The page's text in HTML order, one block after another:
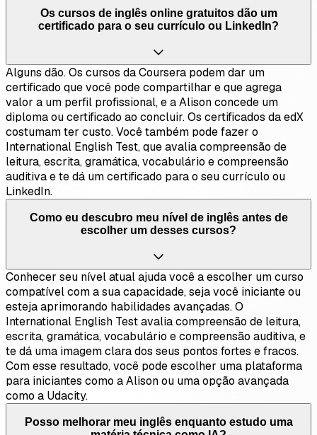
Os cursos de inglês online gratuitos dão um
certificado para o seu currículo ou LinkedIn?
Alguns dão. Os cursos da Coursera podem dar um
certificado que você pode compartilhar e que agrega
valor a um perfil profissional, e a Alison concede um
diploma ou certificado ao concluir. Os certificados da edX
costumam ter custo. Você também pode fazer o
International English Test, que avalia compreensão de
leitura, escrita, gramática, vocabulário e compreensão
auditiva e te dá um certificado para o seu currículo ou
LinkedIn.
Como eu descubro meu nível de inglês antes de
escolher um desses cursos?
Conhecer seu nível atual ajuda você a escolher um curso
compatível com a sua capacidade, seja você iniciante ou
esteja aprimorando habilidades avançadas. O
International English Test avalia compreensão de leitura,
escrita, gramática, vocabulário e compreensão auditiva, e
te dá uma imagem clara dos seus pontos fortes e fracos.
Com esse resultado, você pode escolher uma plataforma
para iniciantes como a Alison ou uma opção avançada
como a Udacity.
Posso melhorar meu inglês enquanto estudo uma